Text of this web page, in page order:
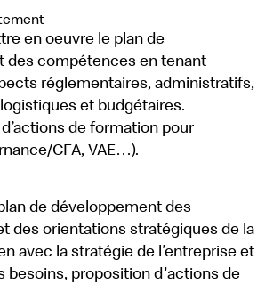
en oeuvre le plan de
des compétences en tenant
réglementaires, administratifs,
et budgétaires.
de formation pour
CFA, VAE…).
de développement des
des orientations stratégiques de la
avec la stratégie de l’entreprise et
besoins, proposition d'actions de